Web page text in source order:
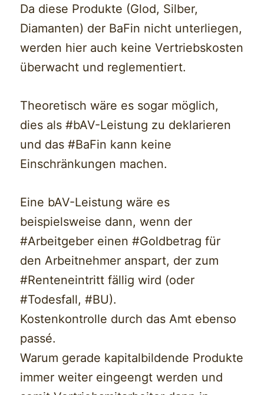
Da diese Produkte (Glod, Silber,
Diamanten) der BaFin nicht unterliegen,
werden hier auch keine Vertriebskosten
überwacht und reglementiert.
Theoretisch wäre es sogar möglich,
dies als #bAV-Leistung zu deklarieren
und das #BaFin kann keine
Einschränkungen machen.
Eine bAV-Leistung wäre es
beispielsweise dann, wenn der
#Arbeitgeber einen #Goldbetrag für
den Arbeitnehmer anspart, der zum
#Renteneintritt fällig wird (oder
#Todesfall, #BU).
Kostenkontrolle durch das Amt ebenso
passé.
Warum gerade kapitalbildende Produkte
immer weiter eingeengt werden und